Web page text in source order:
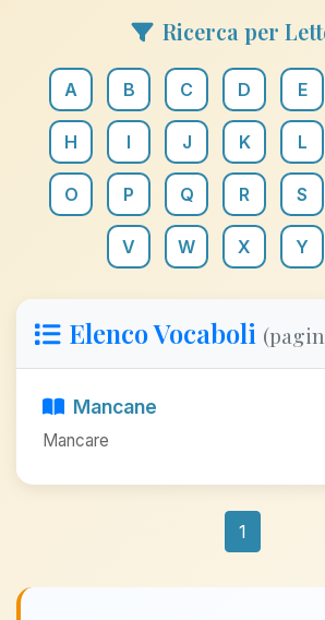
Ricerca per
A B C D E
H I J K L
O P Q R S
V W X Y
Elenco Vocaboli
Mancane
Mancare
1